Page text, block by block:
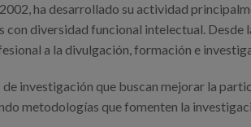
ha desarrollado su actividad
diversidad funcional intelectual.
a la divulgación, formación e
investigación que buscan mejorar la
metodologías que fomenten la